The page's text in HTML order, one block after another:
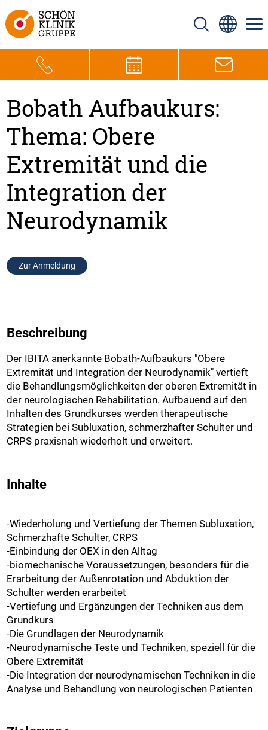
Bobath Aufbaukurs:
Thema: Obere
Extremität und die
Integration der
Neurodynamik
Zur Anmeldung
Beschreibung
Der IBITA anerkannte Bobath-Aufbaukurs "Obere
Extremität und Integration der Neurodynamik" vertieft
die Behandlungsmöglichkeiten der oberen Extremität in
der neurologischen Rehabilitation. Aufbauend auf den
Inhalten des Grundkurses werden therapeutische
Strategien bei Subluxation, schmerzhafter Schulter und
CRPS praxisnah wiederholt und erweitert.
Inhalte
-Wiederholung und Vertiefung der Themen Subluxation,
Schmerzhafte Schulter, CRPS
-Einbindung der OEX in den Alltag
-biomechanische Voraussetzungen, besonders für die
Erarbeitung der Außenrotation und Abduktion der
Schulter werden erarbeitet
-Vertiefung und Ergänzungen der Techniken aus dem
Grundkurs
-Die Grundlagen der Neurodynamik
-Neurodynamische Teste und Techniken, speziell für die
Obere Extremität
-Die Integration der neurodynamischen Techniken in die
Analyse und Behandlung von neurologischen Patienten